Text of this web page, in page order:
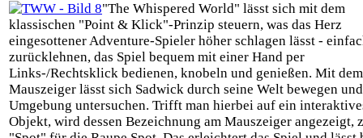
"The Whispered World" lässt sich mit dem
klassischen "Point & Klick"-Prinzip steuern, was das Herz
eingesottener Adventure-Spieler höher schlagen lässt -
zurücklehnen, das Spiel bequem mit einer Hand per
Links-/Rechtsklick bedienen, knobeln und genießen. Mit dem
Mauszeiger lässt sich Sadwick durch seine Welt bewegen
Umgebung untersuchen. Trifft man hierbei auf ein
Objekt, wird dessen Bezeichnung am Mauszeiger angezeigt,